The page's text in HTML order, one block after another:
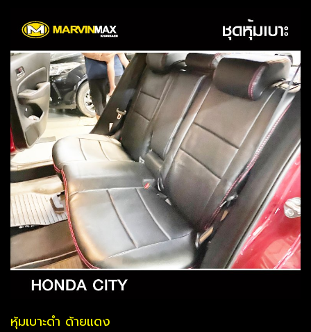
หุ้มเบาะดำ ด้ายแดง